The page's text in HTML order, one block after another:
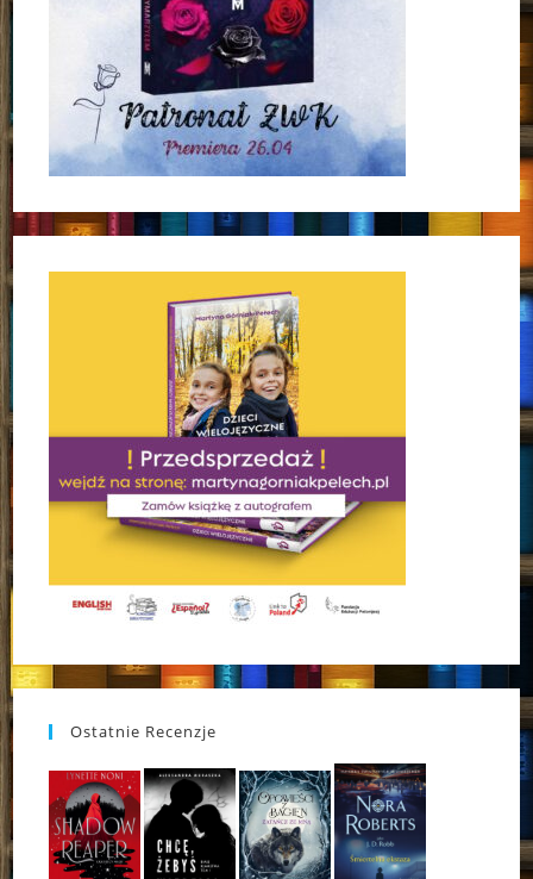
Ostatnie Recenzje